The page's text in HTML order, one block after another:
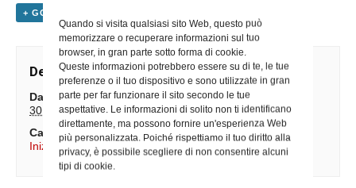
Quando si visita qualsiasi sito Web, questo può
memorizzare o recuperare informazioni sul tuo
browser, in gran parte sotto forma di cookie.
Queste informazioni potrebbero essere su di te, le tue
preferenze o il tuo dispositivo e sono utilizzate in gran
parte per far funzionare il sito secondo le tue
aspettative. Le informazioni di solito non ti identificano
direttamente, ma possono fornire un'esperienza Web
più personalizzata. Poiché rispettiamo il tuo diritto alla
privacy, è possibile scegliere di non consentire alcuni
tipi di cookie.
+ GOOGLE CALENDAR
Dettagli
Data:
30 Novembre 2025
Categoria Evento:
Iniziative degli Uffici